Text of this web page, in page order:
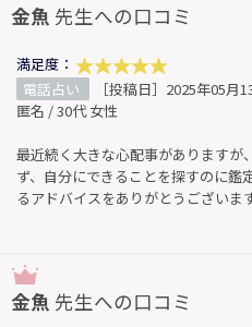
金魚 先生への口コミ
満足度：
電話占い
［投稿日］2025年05月
匿名 / 30代 女性
最近続く大きな心配事がありますが
ず、自分にできることを探すのに鑑
るアドバイスをありがとうございま
金魚 先生への口コミ